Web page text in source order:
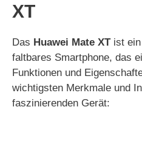
XT
Das Huawei Mate XTist ein
faltbares Smartphone, das
Funktionen und
wichtigsten Merkmale und
faszinierenden Gerät: